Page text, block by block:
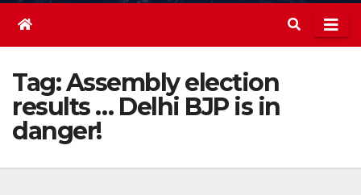
Tag:Assembly election
results … Delhi BJP is in
danger!